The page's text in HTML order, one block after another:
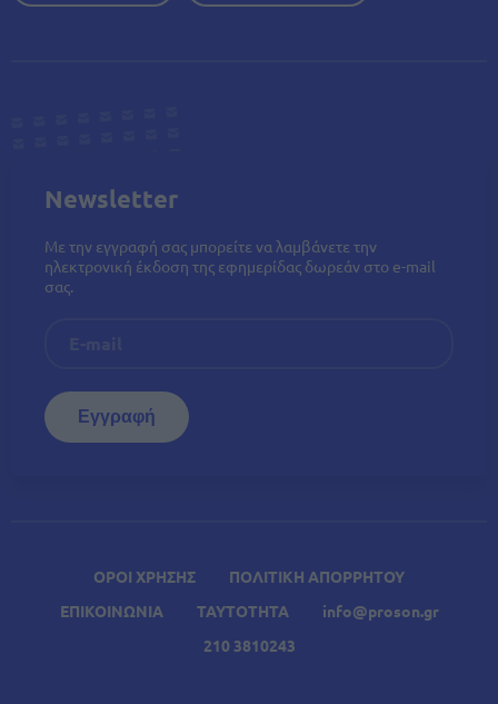
ΟΡΟΙ ΧΡΗΣΗΣ
ΠΟΛΙΤΙΚΗ ΑΠΟΡΡΗΤΟΥ
ΕΠΙΚΟΙΝΩΝΙΑ
ΤΑΥΤΟΤΗΤΑ
info@proson.gr
210 3810243
Newsletter
Με την εγγραφή σας μπορείτε να λαμβάνετε την
ηλεκτρονική έκδοση της εφημερίδας δωρεάν στο e-mail
σας.